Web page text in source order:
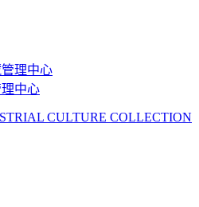
中心
CULTURE COLLECTION